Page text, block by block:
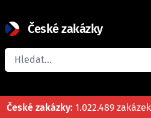
České zakázky
Registrace
České zakázky: 1.022.489